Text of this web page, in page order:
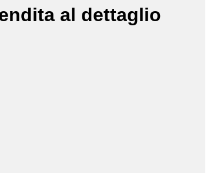
al dettaglio